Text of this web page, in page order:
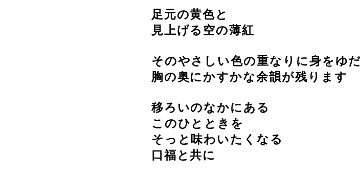
足元の黄色と
見上げる空の薄紅
そのやさしい色の重なりに身をゆ
胸の奥にかすかな余韻が残ります
移ろいのなかにある
このひとときを
そっと味わいたくなる
口福と共に